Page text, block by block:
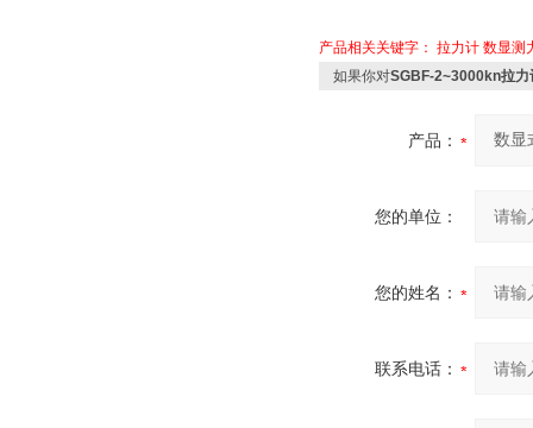
产品相关关键字： 拉力计 数显测
如果你对SGBF-2~3000kn拉力
产品：
您的单位：
您的姓名：
联系电话：